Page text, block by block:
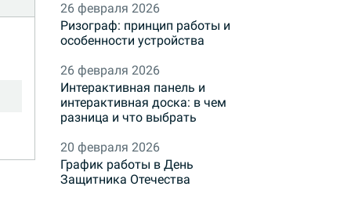
26 февраля 2026
Ризограф: принцип работы и
особенности устройства
26 февраля 2026
Интерактивная панель и
интерактивная доска: в чем
разница и что выбрать
20 февраля 2026
График работы в День
Защитника Отечества